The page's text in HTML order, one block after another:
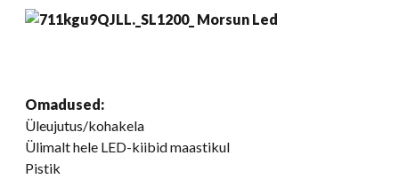
Omadused:
Üleujutus/kohakela
Ülimalt hele LED-kiibid maastikul
Pistik